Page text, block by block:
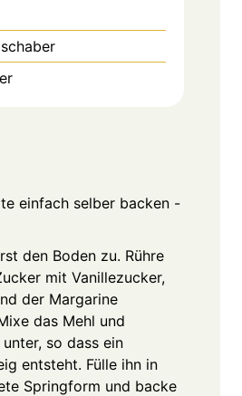
einfach selber backen -
den Boden zu. Rühre
mit Vanillezucker,
der Margarine
das Mehl und
so dass ein
entsteht. Fülle ihn in
Springform und backe